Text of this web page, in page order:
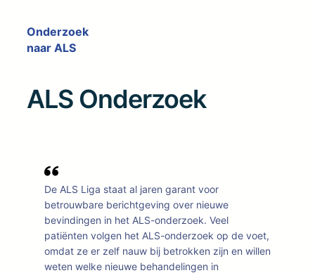
Onderzoek
naar ALS
ALS Onderzoek
De ALS Liga staat al jaren garant voor
betrouwbare berichtgeving over nieuwe
bevindingen in het ALS-onderzoek. Veel
patiënten volgen het ALS-onderzoek op de voet,
omdat ze er zelf nauw bij betrokken zijn en willen
weten welke nieuwe behandelingen in